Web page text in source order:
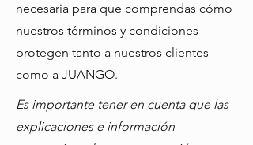
necesaria para que comprendas cómo
nuestros términos y condiciones
protegen tanto a nuestros clientes
como a JUANGO.
Es importante tener en cuenta que las
explicaciones e información